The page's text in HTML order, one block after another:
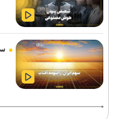
بادیگارد!
ادامه مذاکرات پیکان و
توافق دنیامالی و همتای
جوانان ایران و جمهوری